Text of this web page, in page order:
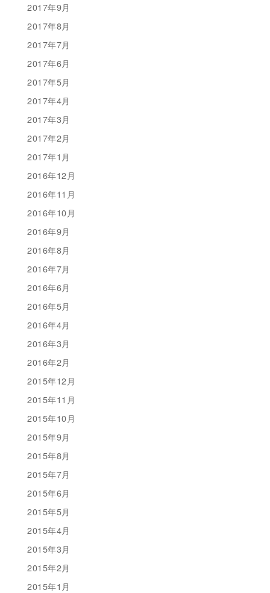
2017年9月
2017年8月
2017年7月
2017年6月
2017年5月
2017年4月
2017年3月
2017年2月
2017年1月
2016年12月
2016年11月
2016年10月
2016年9月
2016年8月
2016年7月
2016年6月
2016年5月
2016年4月
2016年3月
2016年2月
2015年12月
2015年11月
2015年10月
2015年9月
2015年8月
2015年7月
2015年6月
2015年5月
2015年4月
2015年3月
2015年2月
2015年1月